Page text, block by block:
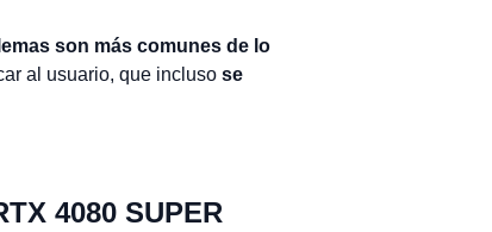
son más comunes de lo
al usuario, que incluso se
4080 SUPER